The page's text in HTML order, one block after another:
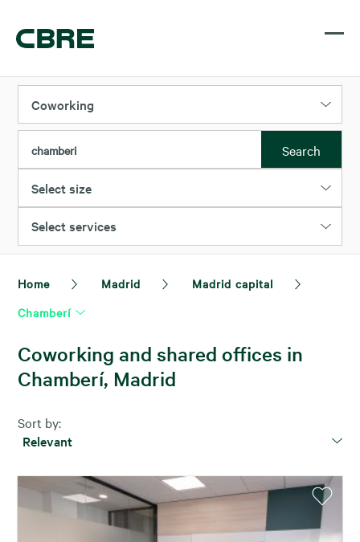
Coworking
chamberi Search
Select size
Select services
Home Madrid
Madrid capital
Chamberí
Coworking and shared offices in
Chamberí, Madrid
Sort by:
Relevant